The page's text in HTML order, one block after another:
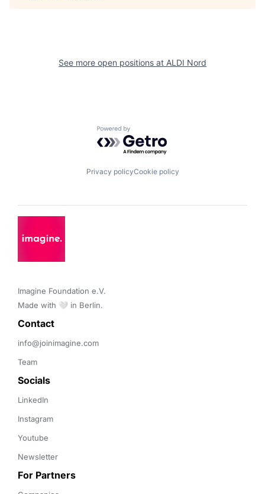
See more open positions at ALDI Nord
Powered by Getro.com
Privacy policyCookie policy
Imagine Foundation e.V.
Made with 🤍 in Berlin.
Contact
info@joinimagine.com
Team
Socials
LinkedIn
Instagram
Youtube
Newsletter
For Partners